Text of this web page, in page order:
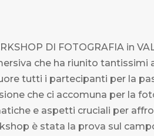
DI FOTOGRAFIA in
che ha riunito tantissimi
tutti i partecipanti per la
che ci accomuna per la
e aspetti cruciali per
è stata la prova sul